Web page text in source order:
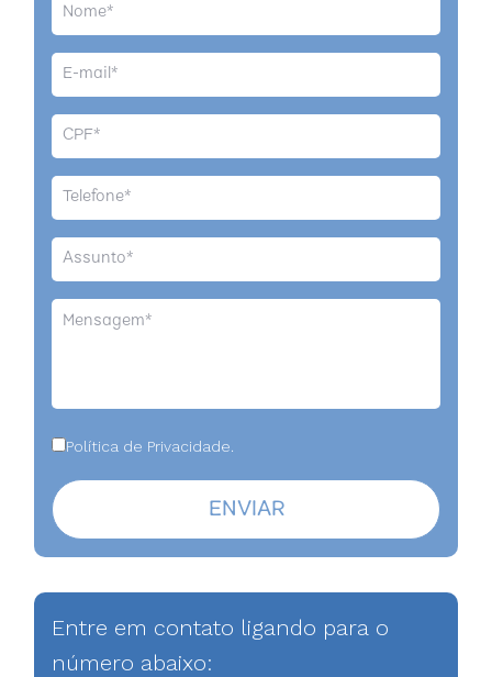
Política de Privacidade.
Entre em contato ligando para o
número abaixo: